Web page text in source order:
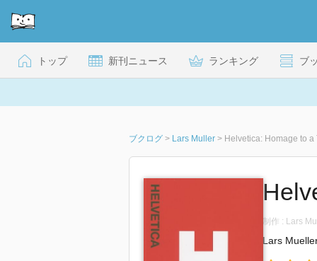
トップ 新刊ニュース ランキング ブ
ブクログ > Lars Muller > Helvetica: Homage to a
制作 : Lars
Lars